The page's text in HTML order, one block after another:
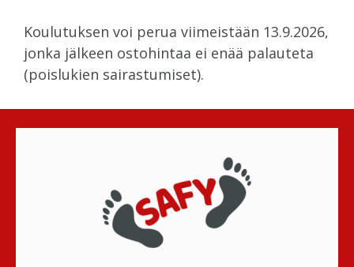
Koulutuksen voi perua viimeistään 13.9.2026,
jonka jälkeen ostohintaa ei enää palauteta
(poislukien sairastumiset).